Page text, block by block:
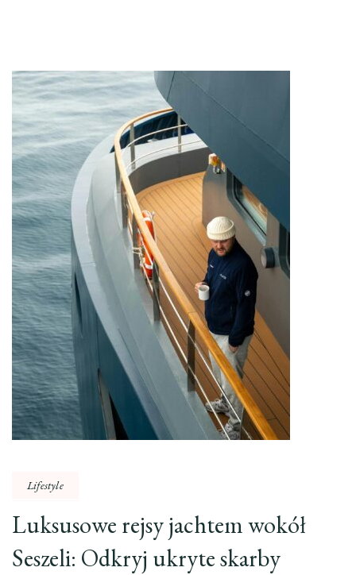
Lifestyle
Luksusowe rejsy jachtem wokół
Seszeli: Odkryj ukryte skarby